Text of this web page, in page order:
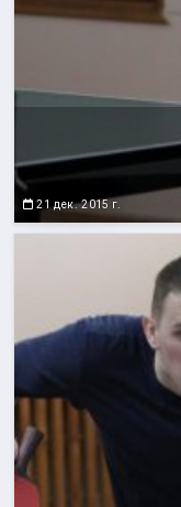
21 дек. 2015 г.